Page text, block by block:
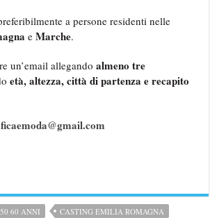
a persone residenti nelle
eMarche.
un’email allegandoalmeno tre
età, altezza, città di partenza e recapito
60 ANNI
CASTING EMILIA ROMAGNA